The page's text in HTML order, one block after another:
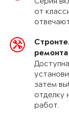
от
ремонта
затем
отделку
работ.